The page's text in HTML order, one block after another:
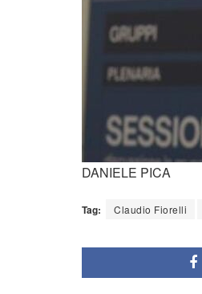
DANIELE PICA
Tag: Claudio Fiorelli